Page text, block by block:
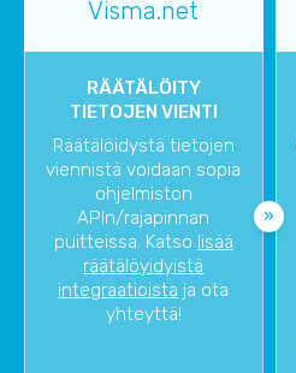
Visma.net
RÄÄTÄLÖITY
TIETOJEN VIENTI
Räätälöidystä tietojen
viennistä voidaan sopia
ohjelmiston
APIn/rajapinnan
puitteissa. Katso lisää
räätälöyidyistä
integraatioista ja ota
yhteyttä!